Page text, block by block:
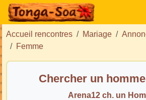
Accueil rencontres Mariage
Femme
Chercher un
Arena12 ch. un